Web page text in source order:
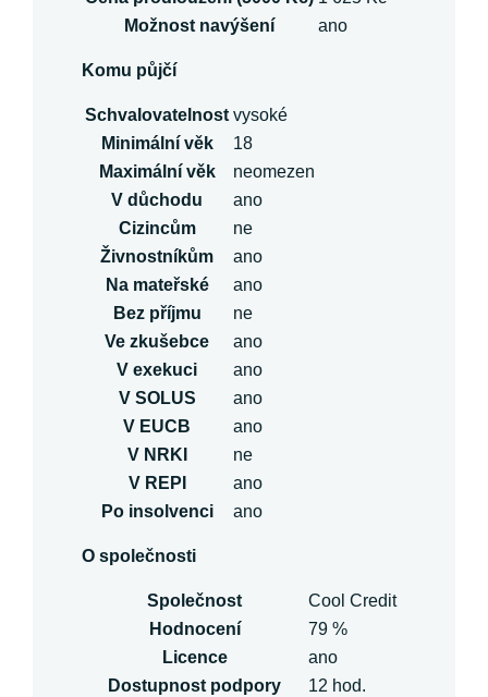
Možnost navýšení
ano
Komu půjčí
Schvalovatelnost vysoké
Minimální věk
18
Maximální věk
neomezen
V důchodu
ano
Cizincům
ne
Živnostníkům
ano
Na mateřské
ano
Bez příjmu
ne
Ve zkušebce
ano
V exekuci
ano
V SOLUS
ano
V EUCB
ano
V NRKI
ne
V REPI
ano
Po insolvenci
ano
O společnosti
Společnost
Cool Credit
Hodnocení
79 %
Licence
ano
Dostupnost podpory
12 hod.